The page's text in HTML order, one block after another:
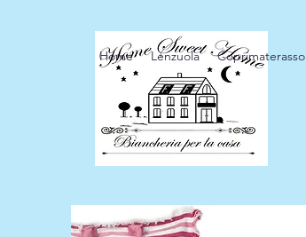
Home Lenzuola Coprimaterasso